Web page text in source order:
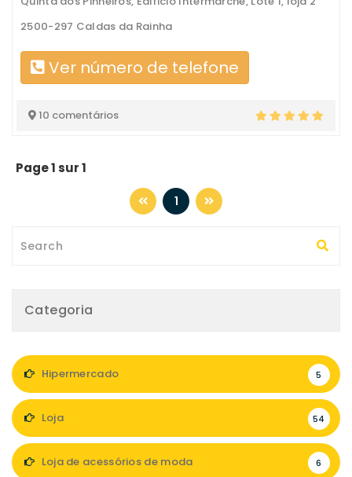
2500-297 Caldas da Rainha
Ver número de telefone
10 comentários
Page 1 sur 1
1
Categoria
Hipermercado 5
Loja 54
Loja de acessórios de moda 6